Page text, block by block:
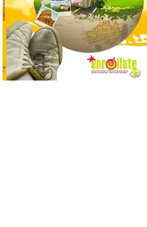
gratuita. El horario de
apertura es de martes a
domingo, de 11:30 a 13:30 horas y de 18:00
a 21:00 horas. La Sala de San Eloy […]
Pasen y vean: Gordoncillo
celebra el XXIV festival de
payasos